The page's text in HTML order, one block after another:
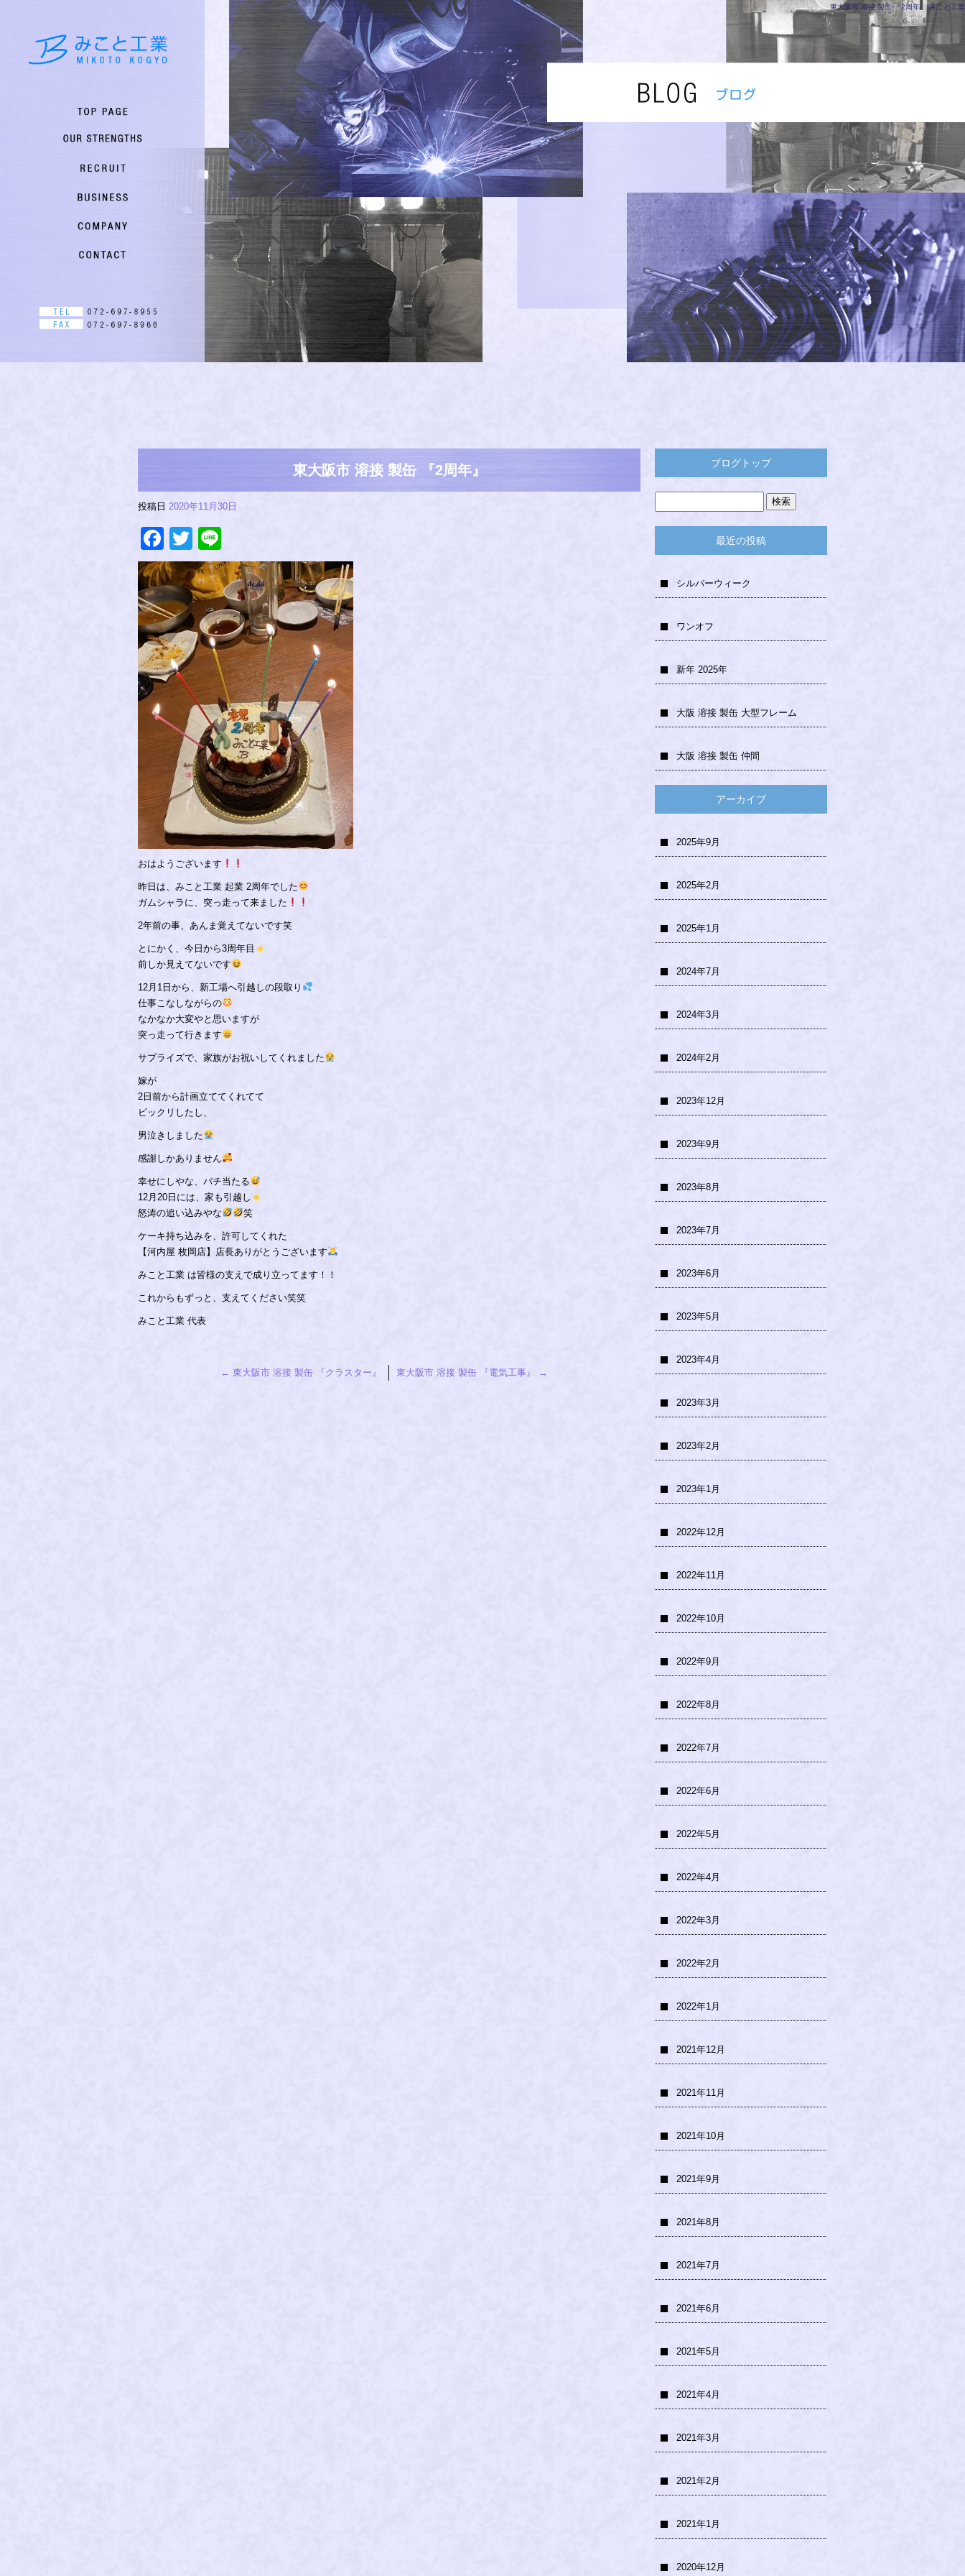
東大阪市 溶接 製缶 『2周年』|みこと工業
東大阪市 溶接 製缶 『2周年』
投稿日 2020年11月30日
Facebook
Twitter
おはようございます
昨日は、みこと工業 起業 2周年でした
ガムシャラに、突っ走って来ました
2年前の事、あんま覚えてないです笑
とにかく、今日から3周年目
前しか見えてないです
12月1日から、新工場へ引越しの段取り
仕事こなしながらの
なかなか大変やと思いますが
突っ走って行きます
サプライズで、家族がお祝いしてくれました
嫁が
2日前から計画立ててくれてて
ビックリしたし、
男泣きしました
感謝しかありません
幸せにしやな、バチ当たる
12月20日には、家も引越し
怒涛の追い込みやな
笑
ケーキ持ち込みを、許可してくれた
【河内屋 枚岡店】店長ありがとうございます
みこと工業 は皆様の支えで成り立ってます！！
これからもずっと、支えてください笑笑
みこと工業 代表
← 東大阪市 溶接 製缶 『クラスター』 東大阪市 溶接 製缶 『電気工事』 →
ブログトップ
最近の投稿
シルバーウィーク
ワンオフ
新年 2025年
大阪 溶接 製缶 大型フレーム
大阪 溶接 製缶 仲間
アーカイブ
2025年9月
2025年2月
2025年1月
2024年7月
2024年3月
2024年2月
2023年12月
2023年9月
2023年8月
2023年7月
2023年6月
2023年5月
2023年4月
2023年3月
2023年2月
2023年1月
2022年12月
2022年11月
2022年10月
2022年9月
2022年8月
2022年7月
2022年6月
2022年5月
2022年4月
2022年3月
2022年2月
2022年1月
2021年12月
2021年11月
2021年10月
2021年9月
2021年8月
2021年7月
2021年6月
2021年5月
2021年4月
2021年3月
2021年2月
2021年1月
2020年12月